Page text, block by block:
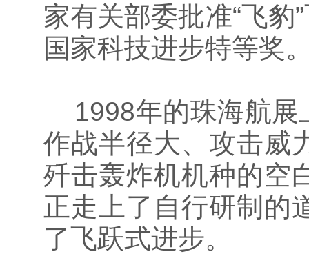
家有关部委批准“飞豹
国家科技进步特等奖
1998年的珠海航展
作战半径大、攻击威
歼击轰炸机机种的空
正走上了自行研制的
了飞跃式进步。